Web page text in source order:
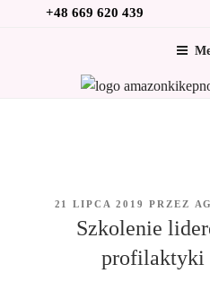
+48 669 620 439
OPUBLIKOWANE
21 LIPCA 2019 PRZEZ
Szkolenie
profilaktyki